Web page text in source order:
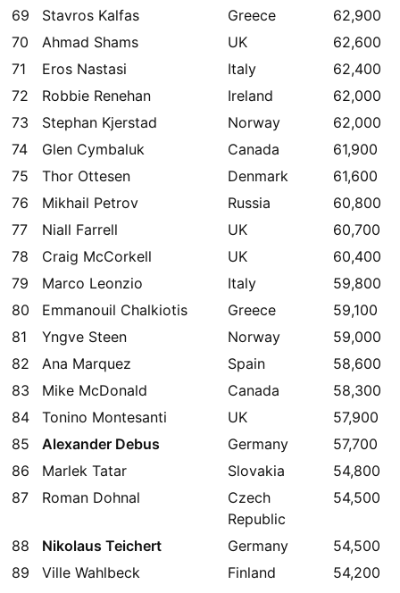
69 Stavros Kalfas Greece
62,900
70
Ahmad Shams UK
62,600
71
Eros Nastasi Italy
62,400
72
Robbie Renehan Ireland
62,000
73
Stephan Kjerstad Norway
62,000
74
Glen Cymbaluk Canada
61,900
75
Thor Ottesen Denmark
61,600
76
Mikhail Petrov Russia
60,800
77
Niall Farrell UK
60,700
78
Craig McCorkell UK
60,400
79
Marco Leonzio Italy
59,800
80
Emmanouil Chalkiotis Greece
59,100
81
Yngve Steen Norway
59,000
82
Ana Marquez Spain
58,600
83
Mike McDonald Canada
58,300
84
Tonino Montesanti UK
57,900
85
Alexander Debus Germany
57,700
86
Marlek Tatar Slovakia
54,800
87
Roman Dohnal
Czech
Republic
54,500
88 Nikolaus Teichert Germany
54,500
89
Ville Wahlbeck Finland
54,200